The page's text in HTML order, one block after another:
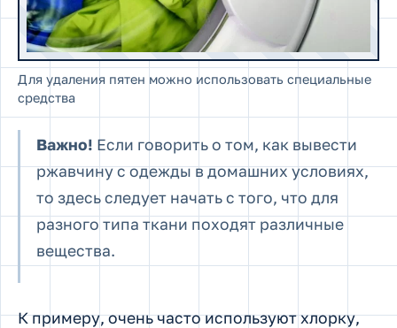
Для удаления пятен можно использовать специальные
средства
Важно! Если говорить о том, как вывести
ржавчину с одежды в домашних условиях,
то здесь следует начать с того, что для
разного типа ткани походят различные
вещества.
К примеру, очень часто используют хлорку,